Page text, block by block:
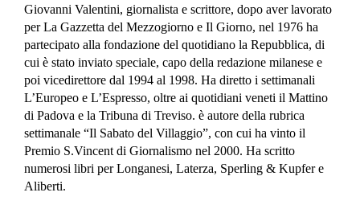
Giovanni Valentini, giornalista e scrittore, dopo aver lavorato
per La Gazzetta del Mezzogiorno e Il Giorno, nel 1976 ha
partecipato alla fondazione del quotidiano la Repubblica, di
cui è stato inviato speciale, capo della redazione milanese e
poi vicedirettore dal 1994 al 1998. Ha diretto i settimanali
L’Europeo e L’Espresso, oltre ai quotidiani veneti il Mattino
di Padova e la Tribuna di Treviso. è autore della rubrica
settimanale “Il Sabato del Villaggio”, con cui ha vinto il
Premio S.Vincent di Giornalismo nel 2000. Ha scritto
numerosi libri per Longanesi, Laterza, Sperling & Kupfer e
Aliberti.